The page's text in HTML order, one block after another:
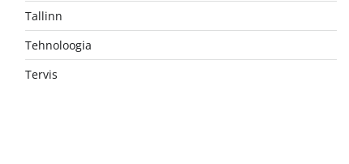
Tallinn
Tehnoloogia
Tervis